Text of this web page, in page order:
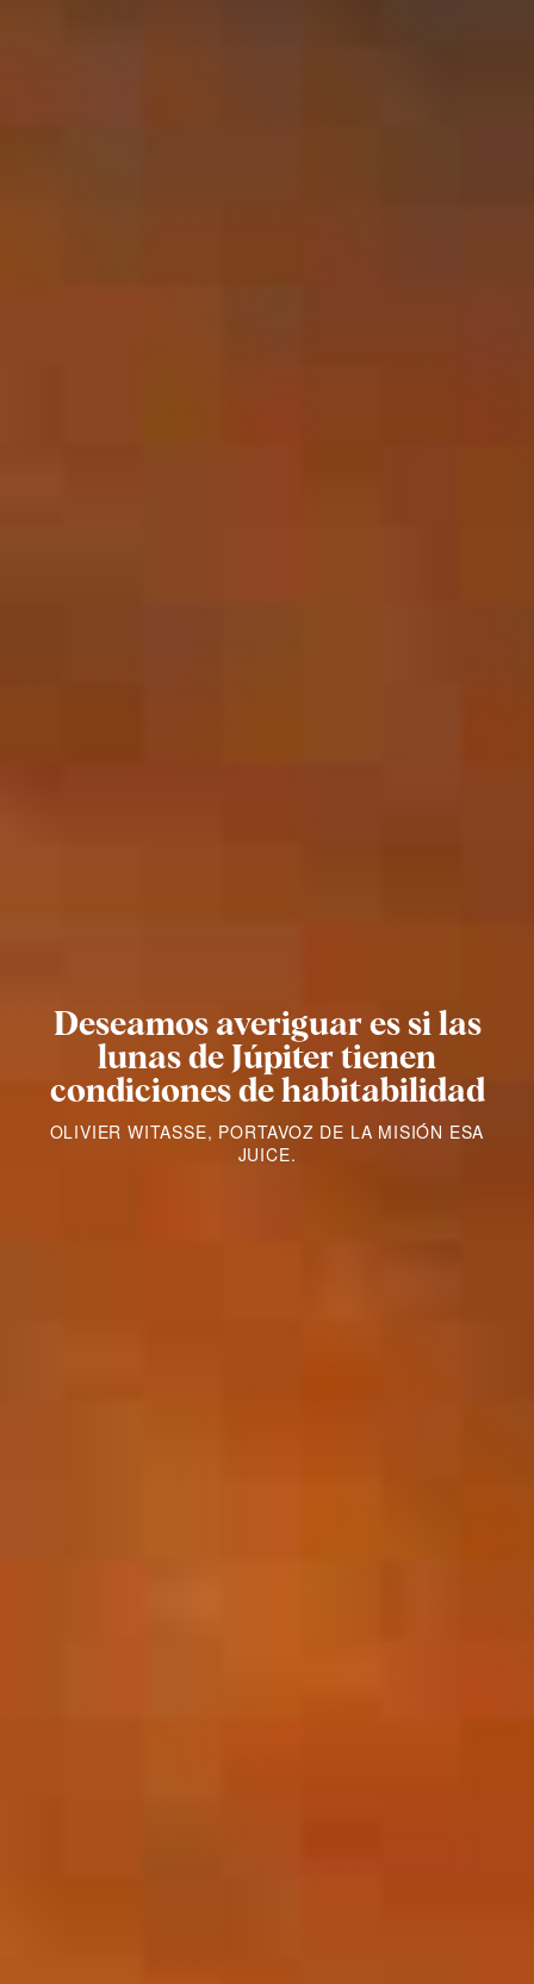
Deseamos averiguar es si las
lunas de Júpiter tienen
condiciones de habitabilidad
OLIVIER WITASSE, PORTAVOZ DE LA MISIÓN ESA
JUICE.